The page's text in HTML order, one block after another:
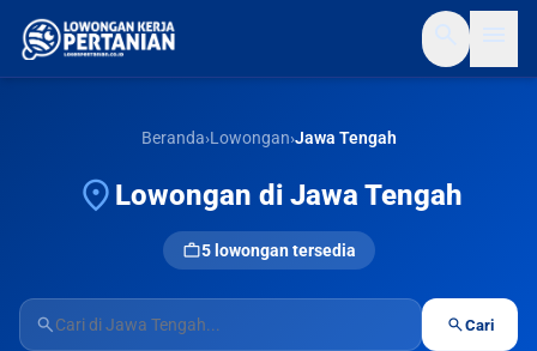
Beranda›Lowongan›Jawa Tengah
location_on Lowongan di Jawa Tengah
work5 lowongan tersedia
search searchCari